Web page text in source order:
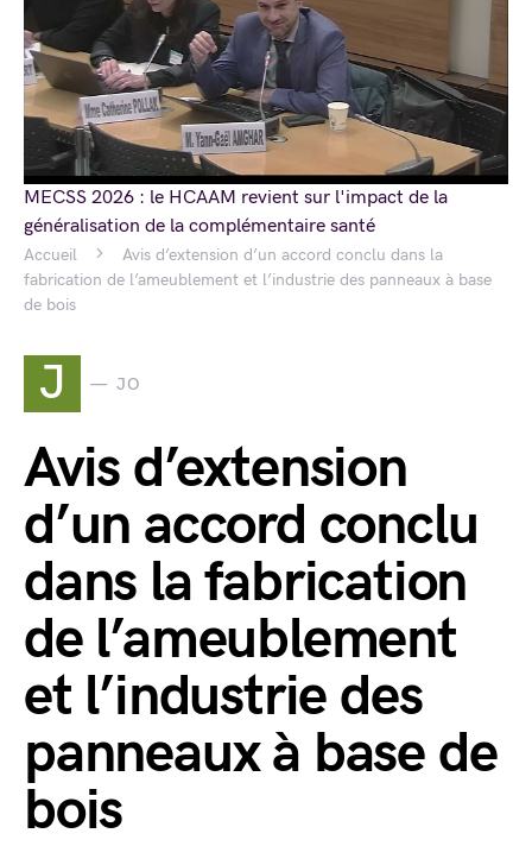
Accueil
Avis d’extension d’un accord conclu dans la
fabrication de l’ameublement et l’industrie des panneaux à base
de bois
J JO
Avis d’extension
d’un accord conclu
dans la fabrication
de l’ameublement
et l’industrie des
panneaux à base de
bois
MECSS 2026 : le HCAAM revient sur l'impact de la
généralisation de la complémentaire santé